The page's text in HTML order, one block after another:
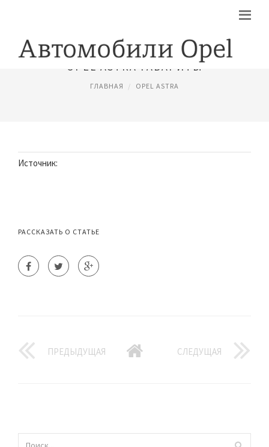
OPEL ASTRA ГАБАРИТЫ
ГЛАВНАЯ OPEL ASTRA
Источник:
РАССКАЗАТЬ О СТАТЬЕ
ПРЕДЫДУЩАЯ СЛЕДУЩАЯ